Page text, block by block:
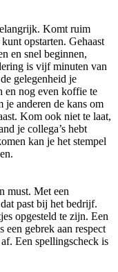
Komt ruim
opstarten. Gehaast
en snel beginnen,
is vijf minuten van
gelegenheid je
en nog even koffie te
je anderen de kans om
Kom ook niet te laat,
je collega’s hebt
kan je het stempel
must. Met een
past bij het bedrijf.
opgesteld te zijn. Een
gebrek aan respect
Een spellingscheck is